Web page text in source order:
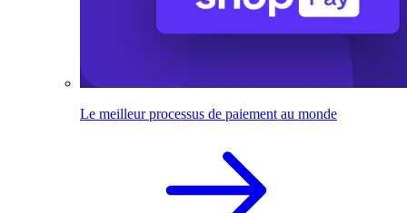
Le meilleur processus de paiement au monde